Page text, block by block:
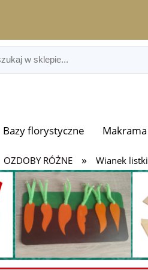
Bazy florystyczne
OZDOBY RÓŻNE » Wianek